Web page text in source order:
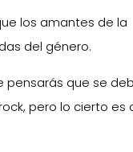
los amantes de la
del género.
pensarás que se
pero lo cierto es